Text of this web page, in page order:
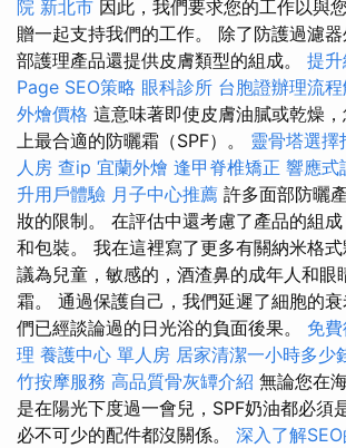
院 新北市 因此，我們要求您的工作以與
贈一起支持我們的工作。 除了防護過濾
部護理產品還提供皮膚類型的組成。 提
Page SEO策略 眼科診所 台胞證辦理流
外燴價格 這意味著即使皮膚油膩或乾燥
上最合適的防曬霜（SPF）。 靈骨塔選擇
人房 查ip 宜蘭外燴 逢甲脊椎矯正 響應式
升用戶體驗 月子中心推薦 許多面部防曬
妝的限制。 在評估中還考慮了產品的組
和包裝。 我在這裡寫了更多有關納米格
議為兒童，敏感的，酒渣鼻的成年人和眼
霜。 通過保護自己，我們延遲了細胞的
們已經談論過的日光浴的負面後果。 免
理 養護中心 單人房 居家清潔一小時多少
竹按摩服務 高品質骨灰罈介紹 無論您在
是在陽光下度過一會兒，SPF奶油都必須
必不可少的配件都沒關係。 深入了解